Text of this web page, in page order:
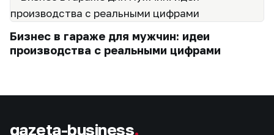
Бизнес в гараже для мужчин: идеи
производства с реальными цифрами
gazeta-business.